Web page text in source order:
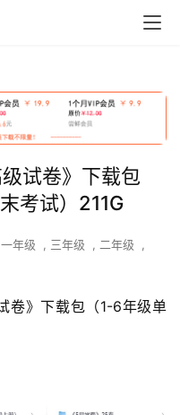
试卷》下载包
考试）211G
一年级 , 三年级 , 二年级
,
卷》下载包（1-6年级单